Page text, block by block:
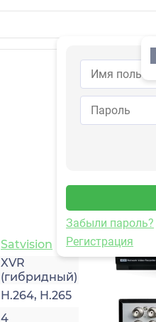
Забыли пароль?
Регистрация
Satvision
XVR
(гибридный)
H.264, H.265
4